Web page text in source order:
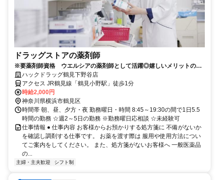
ドラッグストアの薬剤師
※要薬剤師資格 ウエルシアの薬剤師として活躍◎嬉しいメリットの多
いパートスタッフ大募集！
ハックドラッグ鶴見下野谷店
アクセス JR鶴見線「鶴見小野駅」徒歩1分
時給2,000円
神奈川県横浜市鶴見区
時間帯 朝、昼、夕方・夜 勤務曜日・時間 8:45～19:30の間で1日5.5
時間の勤務 ☆週2～5日の勤務 ※勤務曜日応相談 ☆未経験可
仕事情報 ● 仕事内容 お客様からお預かりする処方箋に 不備がないか
を確認し調剤する仕事です。 お薬を渡す際は 服用や使用方法につい
てご案内をしてください。 また、処方箋がないお客様へ 一般医薬品
の...
主婦・主夫歓迎 シフト制